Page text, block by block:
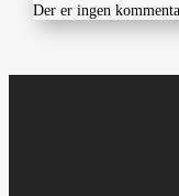
Der er ingen